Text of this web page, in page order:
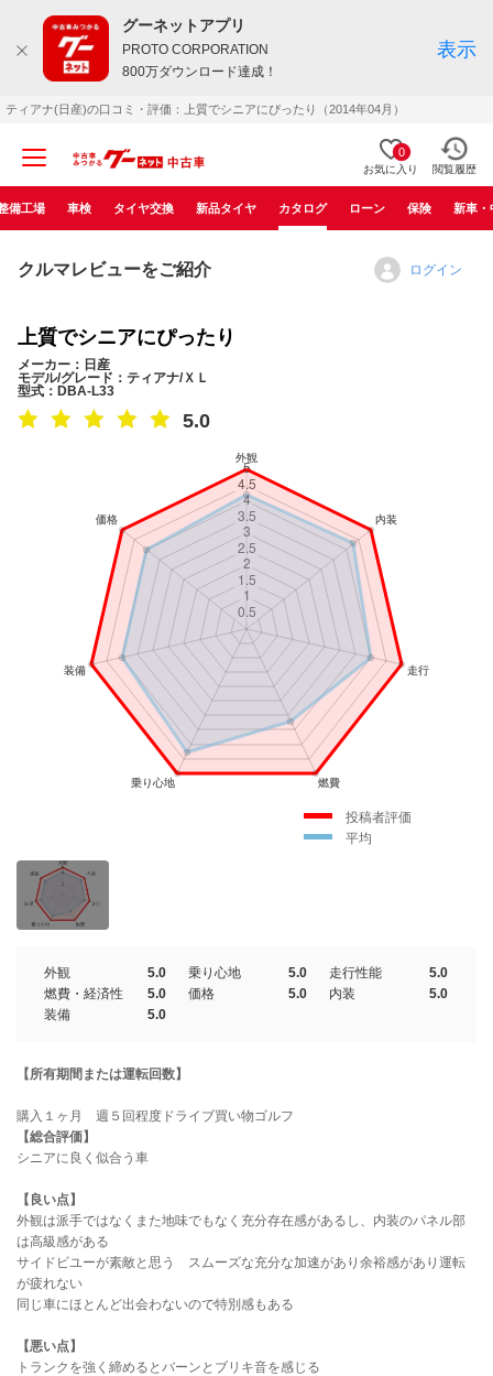
グーネットアプリ
PROTO CORPORATION
800万ダウンロード達成！
表示
ティアナ(日産)の口コミ・評価：上質でシニアにぴったり（2014年04月）
0
お気に入り 閲覧履歴
備工場 車検 タイヤ交換 新品タイヤ カタログ ローン 保険 新車・
クルマレビューをご紹介 ログイン
上質でシニアにぴったり
メーカー：日産
モデル/グレード：ティアナ/ＸＬ
型式：DBA-L33
5.0
投稿者評価
平均
外観 5.0 乗り心地 5.0 走行性能
5.0
燃費・経済性
5.0 価格 5.0 内装
5.0
装備
5.0
【所有期間または運転回数】
購入１ヶ月 週５回程度ドライブ買い物ゴルフ
【総合評価】
シニアに良く似合う車
【良い点】
外観は派手ではなくまた地味でもなく充分存在感があるし、内装のパネル部
は高級感がある
サイドビユーが素敵と思う スムーズな充分な加速があり余裕感があり運転
が疲れない
同じ車にほとんど出会わないので特別感もある
【悪い点】
トランクを強く締めるとバーンとブリキ音を感じる